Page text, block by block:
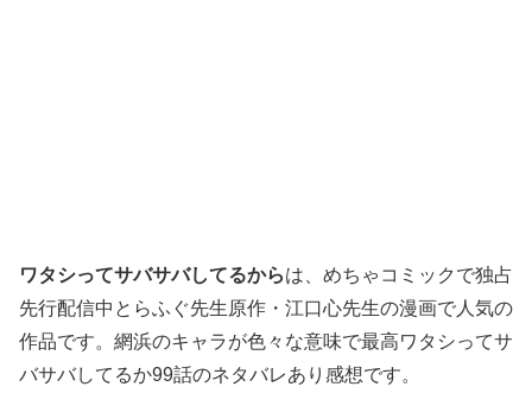
ワタシってサバサバしてるからは、めちゃコミックで独占
先行配信中 とらふぐ先生原作・ 江口心先生の漫画で 人気の
作品です。網浜のキャラが色々な意味で最高ワタシってサ
バサバしてるか99話のネタバレあり感想です。